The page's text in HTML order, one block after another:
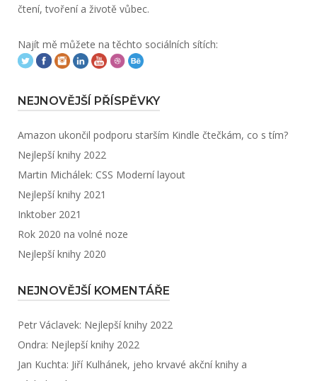
čtení, tvoření a životě vůbec.
Najít mě můžete na těchto sociálních sítích:
NEJNOVĚJŠÍ PŘÍSPĚVKY
Amazon ukončil podporu starším Kindle čtečkám, co s tím?
Nejlepší knihy 2022
Martin Michálek: CSS Moderní layout
Nejlepší knihy 2021
Inktober 2021
Rok 2020 na volné noze
Nejlepší knihy 2020
NEJNOVĚJŠÍ KOMENTÁŘE
Petr Václavek: Nejlepší knihy 2022
Ondra: Nejlepší knihy 2022
Jan Kuchta: Jiří Kulhánek, jeho krvavé akční knihy a